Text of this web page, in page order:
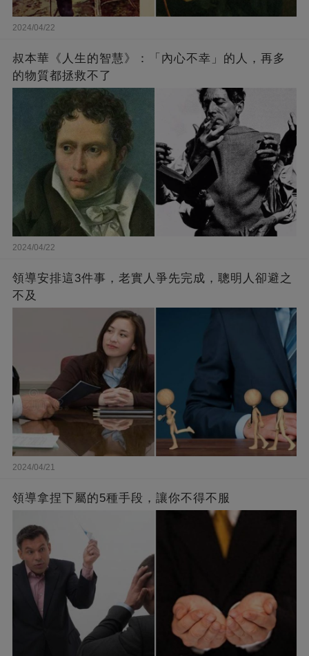
2024/04/22
叔本華《人生的智慧》：「內心不幸」的人，再多
的物質都拯救不了
2024/04/22
領導安排這3件事，老實人爭先完成，聰明人卻避之
不及
2024/04/21
領導拿捏下屬的5種手段，讓你不得不服